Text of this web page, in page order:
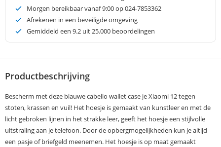
Morgen bereikbaar vanaf 9:00 op 024-7853362
Afrekenen in een beveiligde omgeving
Gemiddeld een 9.2 uit 25.000 beoordelingen
Productbeschrijving
Bescherm met deze blauwe cabello wallet case je Xiaomi 12 tegen
stoten, krassen en vuil! Het hoesje is gemaakt van kunstleer en met de
licht gebroken lijnen in het strakke leer, geeft het hoesje een stijlvolle
uitstraling aan je telefoon. Door de opbergmogelijkheden kun je altijd
een pasje of briefgeld meenemen. Het hoesje is op maat gemaakt